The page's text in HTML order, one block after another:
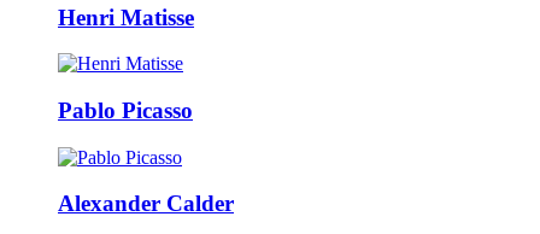
Henri Matisse
Pablo Picasso
Alexander Calder